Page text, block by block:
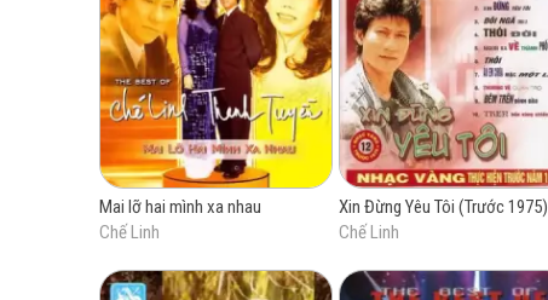
Mai lỡ hai mình xa nhau
Chế Linh
Xin Đừng Yêu Tôi (Trước 1975)
Chế Linh